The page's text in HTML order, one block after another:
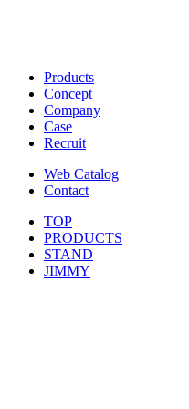
Products
Concept
Company
Case
Recruit
Web Catalog
Contact
TOP
PRODUCTS
STAND
JIMMY